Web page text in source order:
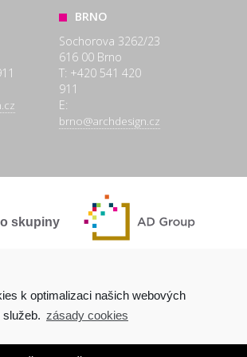
BRNO
Sochorova 3262/23
616 00 Brno
T: +420 541 420
911
E:
brno@archdesign.cz
skupiny
k optimalizaci našich webových
zásady cookies